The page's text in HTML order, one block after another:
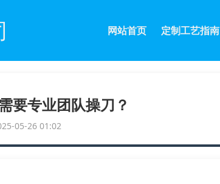
网站首页 定制工艺指南
要专业团队操刀？
05-26 01:02